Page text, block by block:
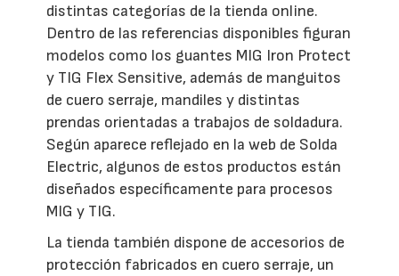
distintas categorías de la tienda online.
Dentro de las referencias disponibles figuran
modelos como los guantes MIG Iron Protect
y TIG Flex Sensitive, además de manguitos
de cuero serraje, mandiles y distintas
prendas orientadas a trabajos de soldadura.
Según aparece reflejado en la web de Solda
Electric, algunos de estos productos están
diseñados específicamente para procesos
MIG y TIG.
La tienda también dispone de accesorios de
protección fabricados en cuero serraje, un